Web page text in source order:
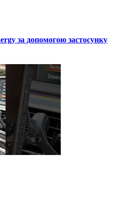
за допомогою застосунку